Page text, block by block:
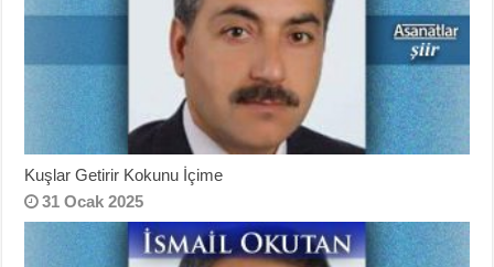
Kuşlar Getirir Kokunu İçime
31 Ocak 2025